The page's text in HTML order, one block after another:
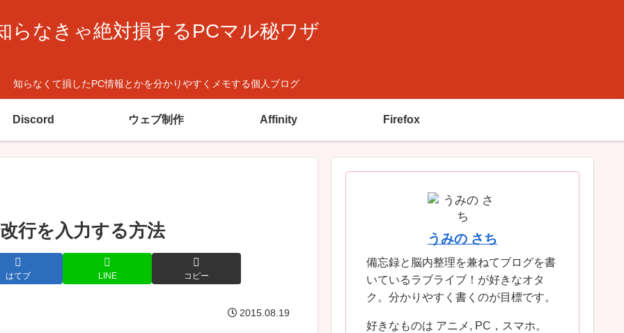
らなきゃ絶対損するPCマル秘ワザ
知らなくて損したPC情報とかを分かりやすくメモする個人ブログ
Discord ウェブ制作 Affinity Firefox
行を入力する方法
はてブ LINE コピー
2015.08.19
うみの さち
備忘録と脳内整理を兼ねてブログを書
いているラブライブ！が好きなオタ
ク。分かりやすく書くのが目標です。
好きなものは アニメ, PC，スマホ。